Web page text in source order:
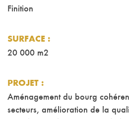
Finition
SURFACE :
20 000 m2
PROJET :
Aménagement du bourg
secteurs, amélioration de la